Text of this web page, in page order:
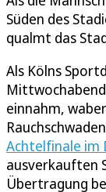
Süden des
qualmt das
Als Kölns
einnahm,
Achtelfinale im
ausverkauften
Übertragung